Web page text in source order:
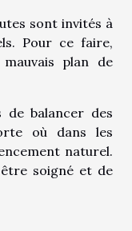
sont invités à
Pour ce faire,
plan de
balancer des
où dans les
naturel.
soigné et de